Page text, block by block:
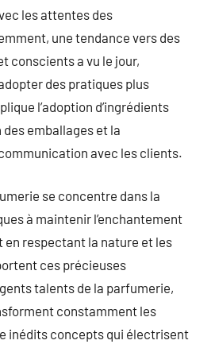
les attentes des
une tendance vers des
conscients a vu le jour,
des pratiques plus
l’adoption d’ingrédients
emballages et la
avec les clients.
se concentre dans la
à maintenir l’enchantement
en respectant la nature et les
ces précieuses
talents de la parfumerie,
constamment les
inédits concepts qui électrisent